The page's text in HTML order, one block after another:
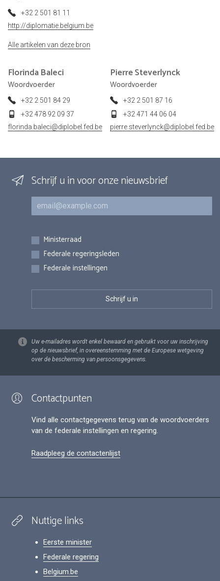
+32 2 501 81 11
http://diplomatie.belgium.be
Alle artikelen van deze bron
Florinda Baleci
Woordvoerder
+32 2 501 84 29
+32 478 92 09 37
florinda.baleci@diplobel.fed.be
PierreSteverlynck
Woordvoerder
+32 2 501 87 16
+32 471 44 06 04
pierre.steverlynck@diplobel.fed.be
Schrijf u in voor onze nieuwsbrief
E-mail
Inschrijvingen
Ministerraad
Federale regeringsleden
Federale instellingen
Uw e-mailadres wordt enkel bewaard en gebruikt voor uw inschrijving
op de nieuwsbrief, in overeenstemming met de Europese wetgeving
over de bescherming van persoonsgegevens.
Contactpunten
Vind alle contactgegevens terug van de woordvoerders
van de federale instellingen en regering.
Raadpleeg de contactenlijst
Nuttige links
Eerste minister
Federale regering
Belgium.be